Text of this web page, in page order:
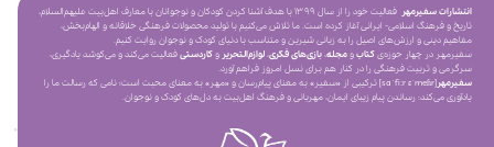
انتشارات سفیرمهر
فعالیت خود را از سال ۱۳۹۹ با هدف آشنا کردن کودکان و نوجوانان با معارف اهل‌بیت علیهم‌السلام،
تاریخ و فرهنگ اسلامی- ایرانی آغاز کرده است. ما تلاش می‌کنیم با تولید محصولات فرهنگی خلاقانه و الهام‌بخش،
مفاهیم دینی و ارزش‌های اصیل را به زبانی شیرین و متناسب با دنیای کودک و نوجوان روایت کنیم.
سفیرمهر در چهار حوزه‌یکتابومجله،بازی‌های فکری،لوازم‌التحریر وکاردستیفعالیت می‌کند و می‌کوشد یادگیری،
سرگرمی و تربیت فرهنگی را در کنار هم برای نسل امروز فراهم آورد.
سفیرمهر
[saˈfiːr ɛˈmeɦr] ترکیبی از «سفیر» به معنای پیام‌رسان و «مهر» به معنای محبت است؛ نامی که رسالت ما را
یادآوری می‌کند: رساندن پیام زیبای ایمان، مهربانی و فرهنگ اهل‌بیت به دل‌های کودک و نوجوان.